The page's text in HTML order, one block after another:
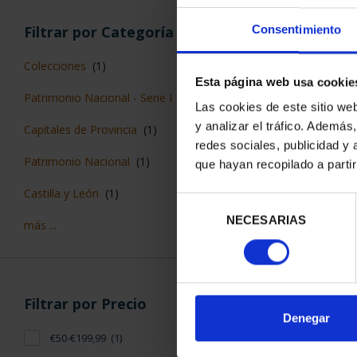
Consentimiento
Esta página web usa
Las cookies de este sitio
y analizar el tráfico.
redes sociales, publicidad y
que hayan recopilado a
consentimiento
NECESARIAS
Denegar
Filtrar por Categoría
Colecciones (1)
Patrimonio Nacional - Serie I
Capitales de Provincia (1)
Patrimonio Nacional (1)
Castilla y León (1)
más ...
Filtrar por Precio
€50-€199,99 (1)
EL
ORDENAR POR: